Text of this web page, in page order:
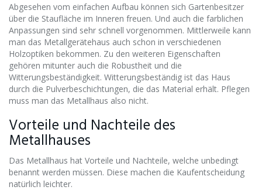
Abgesehen vom einfachen Aufbau können sich Gartenbesitzer
über die Staufläche im Inneren freuen. Und auch die farblichen
Anpassungen sind sehr schnell vorgenommen. Mittlerweile kann
man das Metallgerätehaus auch schon in verschiedenen
Holzoptiken bekommen. Zu den weiteren Eigenschaften
gehören mitunter auch die Robustheit und die
Witterungsbeständigkeit. Witterungsbeständig ist das Haus
durch die Pulverbeschichtungen, die das Material erhält. Pflegen
muss man das Metallhaus also nicht.
Vorteile und Nachteile des
Metallhauses
Das Metallhaus hat Vorteile und Nachteile, welche unbedingt
benannt werden müssen. Diese machen die Kaufentscheidung
natürlich leichter.